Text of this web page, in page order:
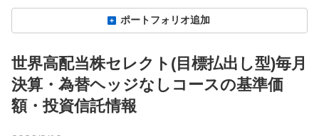
ポートフォリオ追加
世界高配当株セレクト(目標払出し型)毎月
決算・為替ヘッジなしコースの基準価
額・投資信託情報